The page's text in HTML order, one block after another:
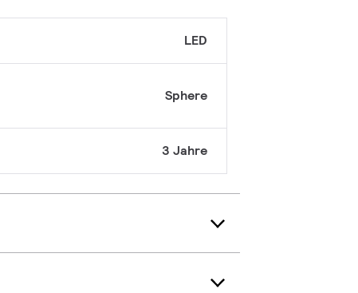
LED
Sphere
3 Jahre